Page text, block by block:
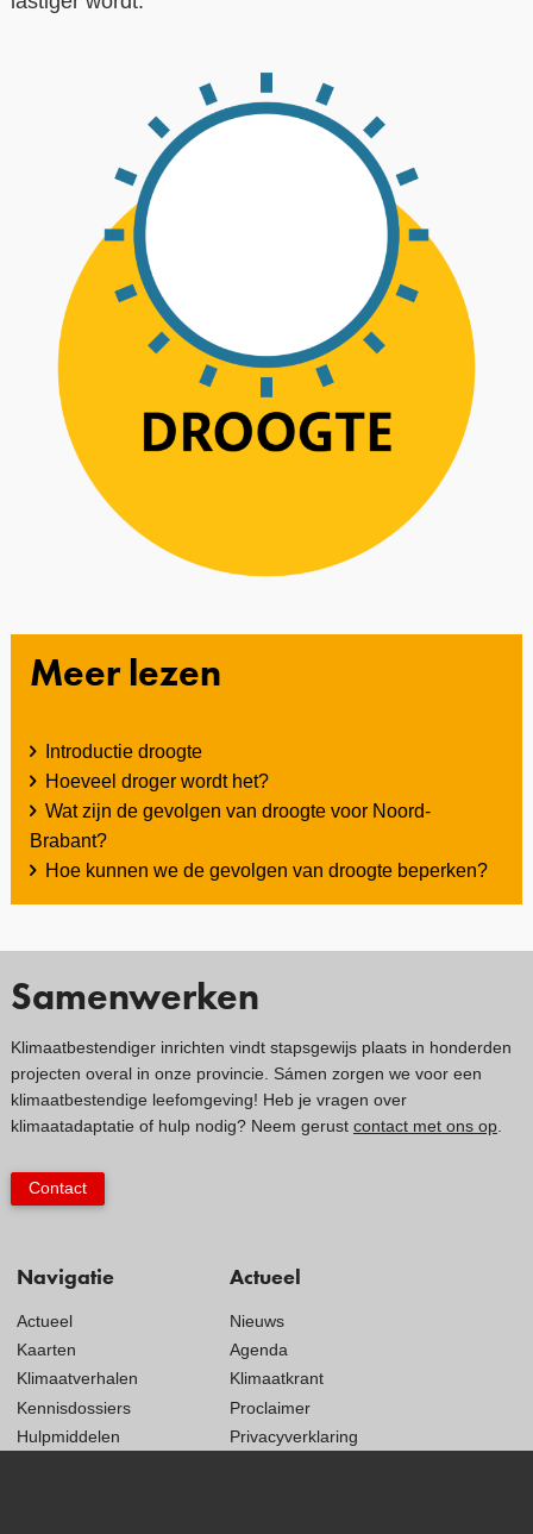
Meer lezen
Introductie droogte
Hoeveel droger wordt het?
Wat zijn de gevolgen van droogte voor Noord-
Brabant?
Hoe kunnen we de gevolgen van droogte beperken?
Navigatie
Actueel
Kaarten
Klimaatverhalen
Kennisdossiers
Hulpmiddelen
Actueel
Nieuws
Agenda
Klimaatkrant
Proclaimer
Privacyverklaring
Samenwerken
Klimaatbestendiger inrichten vindt stapsgewijs plaats in honderden
projecten overal in onze provincie. Sámen zorgen we voor een
klimaatbestendige leefomgeving! Heb je vragen over
klimaatadaptatie of hulp nodig? Neem gerust contact met ons op.
Contact